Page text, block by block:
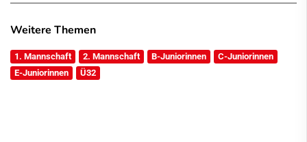
Weitere Themen
1. Mannschaft 2. Mannschaft B-Juniorinnen
C-Juniorinnen
E-Juniorinnen
Ü32